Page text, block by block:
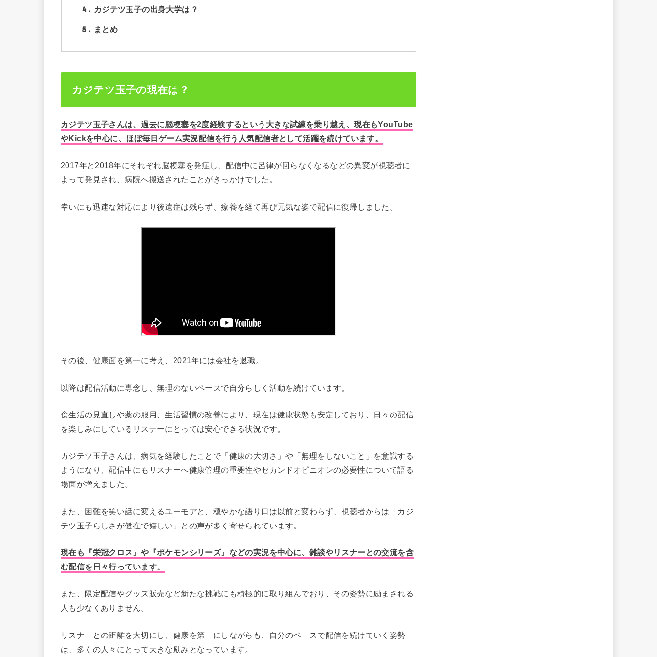
4 カジテツ玉子の出身大学は？
5 まとめ
カジテツ玉子の現在は？
カジテツ玉子さんは、過去に脳梗塞を2度経験するという大きな試練を乗り越え、現在もYouTube
やKickを中心に、ほぼ毎日ゲーム実況配信を行う人気配信者として活躍を続けています。
2017年と2018年にそれぞれ脳梗塞を発症し、配信中に呂律が回らなくなるなどの異変が視聴者に
よって発見され、病院へ搬送されたことがきっかけでした。
幸いにも迅速な対応により後遺症は残らず、療養を経て再び元気な姿で配信に復帰しました。
その後、健康面を第一に考え、2021年には会社を退職。
以降は配信活動に専念し、無理のないペースで自分らしく活動を続けています。
食生活の見直しや薬の服用、生活習慣の改善により、現在は健康状態も安定しており、日々の配信
を楽しみにしているリスナーにとっては安心できる状況です。
カジテツ玉子さんは、病気を経験したことで「健康の大切さ」や「無理をしないこと」を意識する
ようになり、配信中にもリスナーへ健康管理の重要性やセカンドオピニオンの必要性について語る
場面が増えました。
また、困難を笑い話に変えるユーモアと、穏やかな語り口は以前と変わらず、視聴者からは「カジ
テツ玉子らしさが健在で嬉しい」との声が多く寄せられています。
現在も『栄冠クロス』や『ポケモンシリーズ』などの実況を中心に、雑談やリスナーとの交流を含
む配信を日々行っています。
また、限定配信やグッズ販売など新たな挑戦にも積極的に取り組んでおり、その姿勢に励まされる
人も少なくありません。
リスナーとの距離を大切にし、健康を第一にしながらも、自分のペースで配信を続けていく姿勢
は、多くの人々にとって大きな励みとなっています。